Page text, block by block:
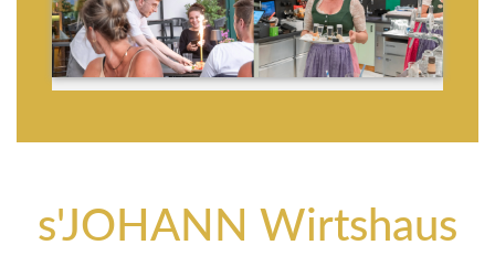
s'JOHANN Wirtshaus